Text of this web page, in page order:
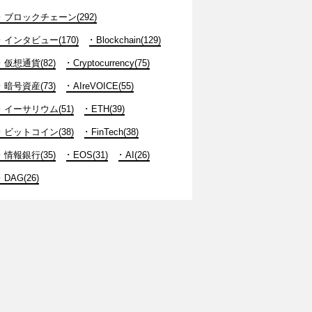
ブロックチェーン(292)
インタビュー(170) Blockchain(129)
仮想通貨(82) Cryptocurrency(75)
暗号資産(73) AIreVOICE(55)
イーサリウム(51) ETH(39)
ビットコイン(38) FinTech(38)
情報銀行(35) EOS(31) AI(26)
DAG(26)